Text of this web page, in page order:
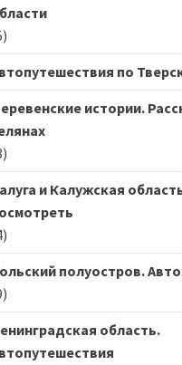
по
истории.
и Калужская
полуостров.
область.